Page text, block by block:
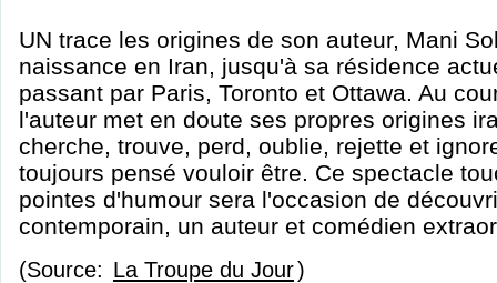
UN trace les origines de son auteur, Mani
naissance en Iran, jusqu'à sa résidence
passant par Paris, Toronto et Ottawa. Au
l'auteur met en doute ses propres origines
cherche, trouve, perd, oublie, rejette et
toujours pensé vouloir être. Ce spectacle
pointes d'humour sera l'occasion de
contemporain, un auteur et comédien
(Source: La Troupe du Jour)